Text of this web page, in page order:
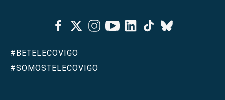
FacebookTwitterInstagramYoutubeLinkedinTiktok
Bluesky
#BETELECOVIGO
#SOMOSTELECOVIGO